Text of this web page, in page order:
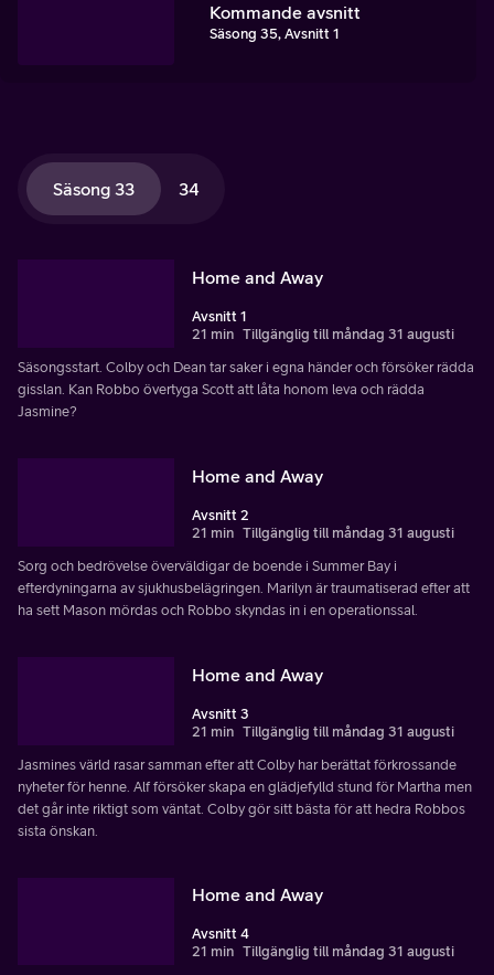
Kommande avsnitt
Säsong 35, Avsnitt 1
Säsong 33 34
Home and Away
Avsnitt 1
21 min Tillgänglig till måndag 31 augusti
Säsongsstart. Colby och Dean tar saker i egna händer och försöker rädda
gisslan. Kan Robbo övertyga Scott att låta honom leva och rädda
Jasmine?
Home and Away
Avsnitt 2
21 min Tillgänglig till måndag 31 augusti
Sorg och bedrövelse överväldigar de boende i Summer Bay i
efterdyningarna av sjukhusbelägringen. Marilyn är traumatiserad efter att
ha sett Mason mördas och Robbo skyndas in i en operationssal.
Home and Away
Avsnitt 3
21 min Tillgänglig till måndag 31 augusti
Jasmines värld rasar samman efter att Colby har berättat förkrossande
nyheter för henne. Alf försöker skapa en glädjefylld stund för Martha men
det går inte riktigt som väntat. Colby gör sitt bästa för att hedra Robbos
sista önskan.
Home and Away
Avsnitt 4
21 min Tillgänglig till måndag 31 augusti